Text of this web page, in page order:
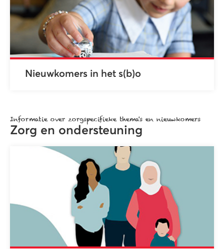
Nieuwkomers in het s(b)o
Informatie over zorgspecifieke thema's en nieuwkomers
Zorg en ondersteuning